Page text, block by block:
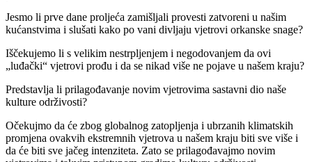
Jesmo li prve dane proljeća zamišljali provesti zatvoreni u našim
kućanstvima i slušati kako po vani divljaju vjetrovi orkanske snage?
Iščekujemo li s velikim nestrpljenjem i negodovanjem da ovi
„luđački“ vjetrovi prođu i da se nikad više ne pojave u našem kraju?
Predstavlja li prilagođavanje novim vjetrovima sastavni dio naše
kulture održivosti?
Očekujmo da će zbog globalnog zatopljenja i ubrzanih klimatskih
promjena ovakvih ekstremnih vjetrova u našem kraju biti sve više i
da će biti sve jačeg intenziteta. Zato se prilagođavajmo novim